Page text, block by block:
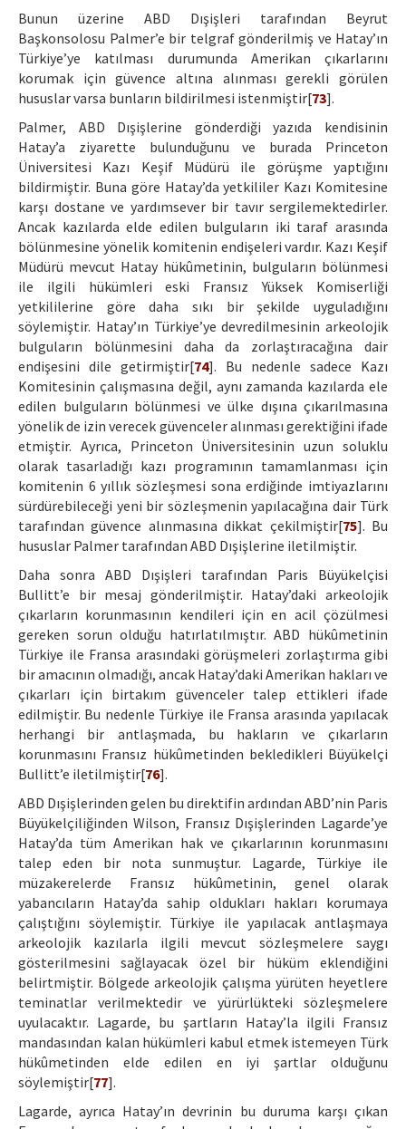
Bunun üzerine ABD Dışişleri tarafından Beyrut
Başkonsolosu Palmer’e bir telgraf gönderilmiş ve Hatay’ın
Türkiye’ye katılması durumunda Amerikan çıkarlarını
korumak için güvence altına alınması gerekli görülen
hususlar varsa bunların bildirilmesi istenmiştir[73].
Palmer, ABD Dışişlerine gönderdiği yazıda kendisinin
Hatay’a ziyarette bulunduğunu ve burada Princeton
Üniversitesi Kazı Keşif Müdürü ile görüşme yaptığını
bildirmiştir. Buna göre Hatay’da yetkililer Kazı Komitesine
karşı dostane ve yardımsever bir tavır sergilemektedirler.
Ancak kazılarda elde edilen bulguların iki taraf arasında
bölünmesine yönelik komitenin endişeleri vardır. Kazı Keşif
Müdürü mevcut Hatay hükûmetinin, bulguların bölünmesi
ile ilgili hükümleri eski Fransız Yüksek Komiserliği
yetkililerine göre daha sıkı bir şekilde uyguladığını
söylemiştir. Hatay’ın Türkiye’ye devredilmesinin arkeolojik
bulguların bölünmesini daha da zorlaştıracağına dair
endişesini dile getirmiştir[74]. Bu nedenle sadece Kazı
Komitesinin çalışmasına değil, aynı zamanda kazılarda ele
edilen bulguların bölünmesi ve ülke dışına çıkarılmasına
yönelik de izin verecek güvenceler alınması gerektiğini ifade
etmiştir. Ayrıca, Princeton Üniversitesinin uzun soluklu
olarak tasarladığı kazı programının tamamlanması için
komitenin 6 yıllık sözleşmesi sona erdiğinde imtiyazlarını
sürdürebileceği yeni bir sözleşmenin yapılacağına dair Türk
tarafından güvence alınmasına dikkat çekilmiştir[75]. Bu
hususlar Palmer tarafından ABD Dışişlerine iletilmiştir.
Daha sonra ABD Dışişleri tarafından Paris Büyükelçisi
Bullitt’e bir mesaj gönderilmiştir. Hatay’daki arkeolojik
çıkarların korunmasının kendileri için en acil çözülmesi
gereken sorun olduğu hatırlatılmıştır. ABD hükûmetinin
Türkiye ile Fransa arasındaki görüşmeleri zorlaştırma gibi
bir amacının olmadığı, ancak Hatay’daki Amerikan hakları ve
çıkarları için birtakım güvenceler talep ettikleri ifade
edilmiştir. Bu nedenle Türkiye ile Fransa arasında yapılacak
herhangi bir antlaşmada, bu hakların ve çıkarların
korunmasını Fransız hükûmetinden bekledikleri Büyükelçi
Bullitt’e iletilmiştir[76].
ABD Dışişlerinden gelen bu direktifin ardından ABD’nin Paris
Büyükelçiliğinden Wilson, Fransız Dışişlerinden Lagarde’ye
Hatay’da tüm Amerikan hak ve çıkarlarının korunmasını
talep eden bir nota sunmuştur. Lagarde, Türkiye ile
müzakerelerde Fransız hükûmetinin, genel olarak
yabancıların Hatay’da sahip oldukları hakları korumaya
çalıştığını söylemiştir. Türkiye ile yapılacak antlaşmaya
arkeolojik kazılarla ilgili mevcut sözleşmelere saygı
gösterilmesini sağlayacak özel bir hüküm eklendiğini
belirtmiştir. Bölgede arkeolojik çalışma yürüten heyetlere
teminatlar verilmektedir ve yürürlükteki sözleşmelere
uyulacaktır. Lagarde, bu şartların Hatay’la ilgili Fransız
mandasından kalan hükümleri kabul etmek istemeyen Türk
hükûmetinden elde edilen en iyi şartlar olduğunu
söylemiştir[77].
Lagarde, ayrıca Hatay’ın devrinin bu duruma karşı çıkan